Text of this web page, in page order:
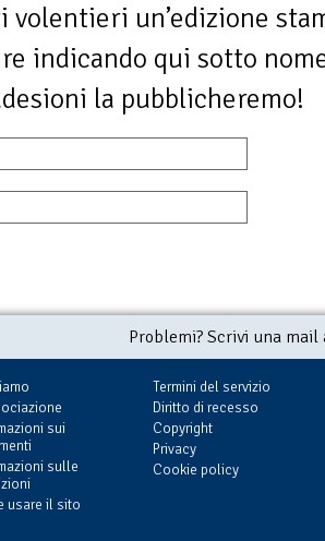
volentieri un’edizione
indicando qui sotto
la pubblicheremo!
Problemi? Scrivi una
sui
sulle
usare il sito
Termini del servizio
Diritto di recesso
Copyright
Privacy
Cookie policy